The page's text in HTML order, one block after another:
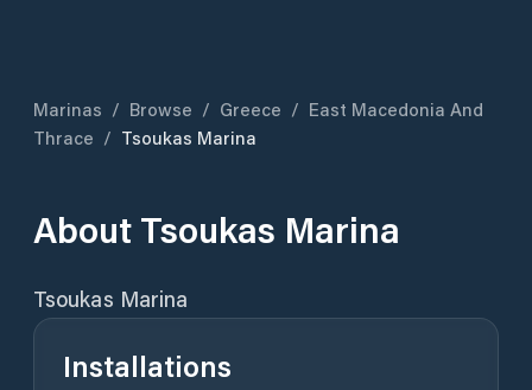
Marinas / Browse / Greece / East Macedonia And
Thrace / Tsoukas Marina
About Tsoukas Marina
Installations